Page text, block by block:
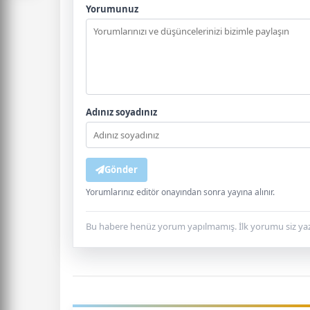
Yorumunuz
Adınız soyadınız
Gönder
Yorumlarınız editör onayından sonra yayına alınır.
Bu habere henüz yorum yapılmamış. İlk yorumu siz